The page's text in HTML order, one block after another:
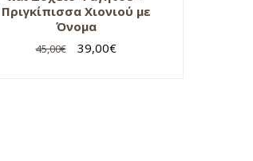
Πριγκίπισσα Χιονιού με
Όνομα
45,00€ 39,00€